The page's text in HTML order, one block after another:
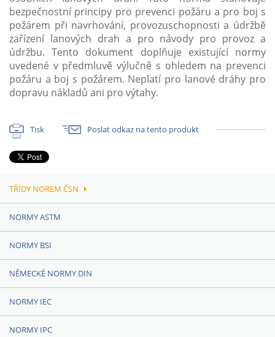
bezpečnostní principy pro prevenci požáru a pro boj s
požárem při navrhování, provozuschopnosti a údržbě
zařízení lanových drah a pro návody pro provoz a
údržbu. Tento dokument doplňuje existující normy
uvedené v předmluvě výlučně s ohledem na prevenci
požáru a boj s požárem. Neplatí pro lanové dráhy pro
dopravu nákladů ani pro výtahy.
Tisk Poslat odkaz na tento produkt
TŘÍDY NOREM ČSN
NORMY ASTM
NORMY BSI
NĚMECKÉ NORMY DIN
NORMY IEC
NORMY IPC